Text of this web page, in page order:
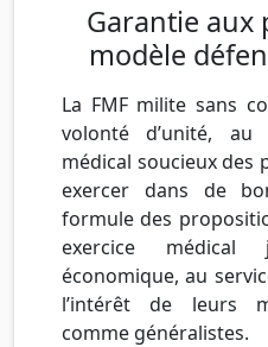
Garantie aux
modèle
La FMF milite sans
volonté d’unité, au
médical soucieux des
exercer dans de
formule des
exercice
économique, au
l’intérêt de leurs
comme généralistes.